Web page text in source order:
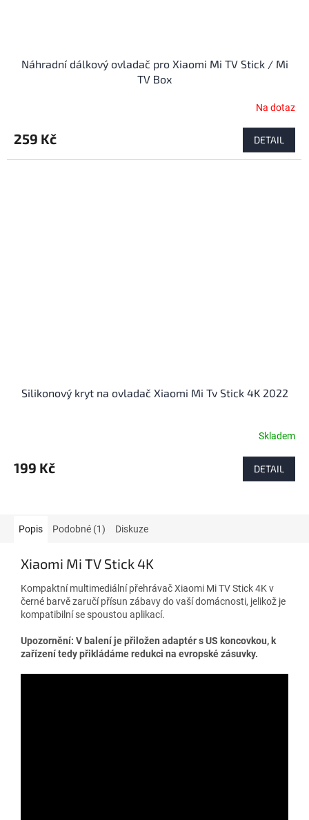
Náhradní dálkový ovladač pro Xiaomi Mi TV Stick / Mi
TV Box
Na dotaz
259 Kč DETAIL
Silikonový kryt na ovladač Xiaomi Mi Tv Stick 4K 2022
Skladem
199 Kč DETAIL
Popis Podobné (1) Diskuze
Xiaomi Mi TV Stick 4K
Kompaktní multimediální přehrávač Xiaomi Mi TV Stick 4K v
černé barvě zaručí přísun zábavy do vaší domácnosti, jelikož je
kompatibilní se spoustou aplikací.
Upozornění: V balení je přiložen adaptér s US koncovkou, k
zařízení tedy přikládáme redukci na evropské zásuvky.